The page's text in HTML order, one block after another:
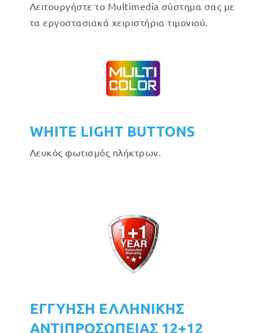
Λειτουργήστε το Multimedia σύστημα σας με
τα εργοστασιακά χειριστήρια τιμονιού.
WHITE LIGHT BUTTONS
Λευκός φωτισμός πλήκτρων.
ΕΓΓΥΗΣΗ ΕΛΛΗΝΙΚΗΣ
ΑΝΤΙΠΡΟΣΩΠΕΙΑΣ 12+12